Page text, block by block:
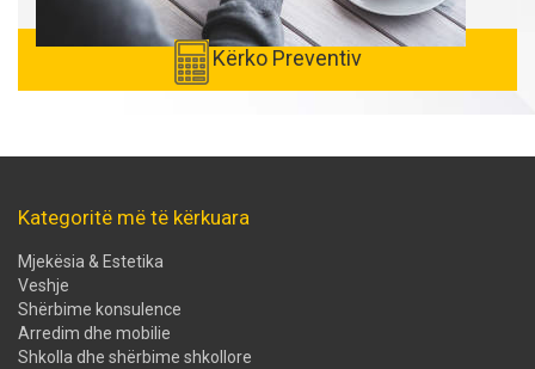
Kërko Preventiv
Kategoritë më të kërkuara
Mjekësia & Estetika
Veshje
Shërbime konsulence
Arredim dhe mobilie
Shkolla dhe shërbime shkollore